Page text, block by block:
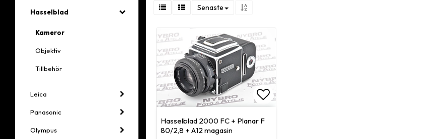
Hasselblad
Kameror
Objektiv
Tillbehör
Leica
Panasonic
Olympus
Senaste
Lägg till i favoritlistan
Hasselblad 2000 FC + Planar F
80/2,8 + A12 magasin